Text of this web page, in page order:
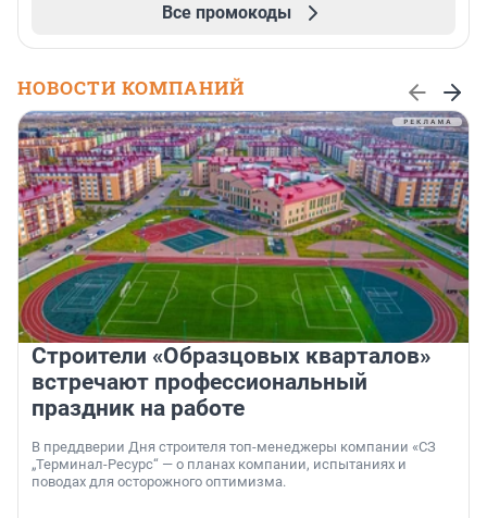
Все промокоды
НОВОСТИ КОМПАНИЙ
Строители «Образцовых кварталов»
встречают профессиональный
праздник на работе
В преддверии Дня строителя топ-менеджеры компании «СЗ
„Терминал-Ресурс“ — о планах компании, испытаниях и
поводах для осторожного оптимизма.